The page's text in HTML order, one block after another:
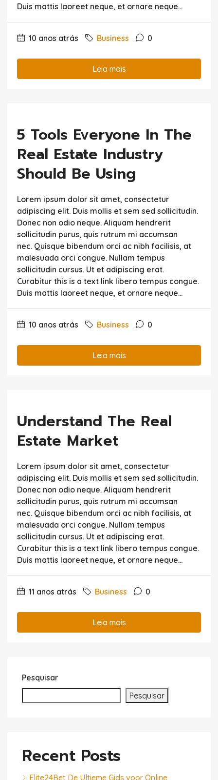
Duis mattis laoreet neque, et ornare neque...
10 anos atrás Business 0
Leia mais
5 Tools Everyone In The
Real Estate Industry
Should Be Using
Lorem ipsum dolor sit amet, consectetur
adipiscing elit. Duis mollis et sem sed sollicitudin.
Donec non odio neque. Aliquam hendrerit
sollicitudin purus, quis rutrum mi accumsan
nec. Quisque bibendum orci ac nibh facilisis, at
malesuada orci congue. Nullam tempus
sollicitudin cursus. Ut et adipiscing erat.
Curabitur this is a text link libero tempus congue.
Duis mattis laoreet neque, et ornare neque...
10 anos atrás Business 0
Leia mais
Understand The Real
Estate Market
Lorem ipsum dolor sit amet, consectetur
adipiscing elit. Duis mollis et sem sed sollicitudin.
Donec non odio neque. Aliquam hendrerit
sollicitudin purus, quis rutrum mi accumsan
nec. Quisque bibendum orci ac nibh facilisis, at
malesuada orci congue. Nullam tempus
sollicitudin cursus. Ut et adipiscing erat.
Curabitur this is a text link libero tempus congue.
Duis mattis laoreet neque, et ornare neque...
11 anos atrás Business 0
Leia mais
Pesquisar
Pesquisar
Recent Posts
Elite24Bet De Ultieme Gids voor Online